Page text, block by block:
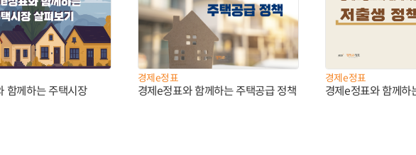
함께하는 주택시장
경제e정표
경제e정표와 함께하는 주택공급 정책
경제e정표
경제e정표와 함께하